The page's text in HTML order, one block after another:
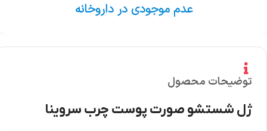
عدم موجودی در داروخانه
توضیحات محصول
ژل شستشو صورت پوست چرب سروینا